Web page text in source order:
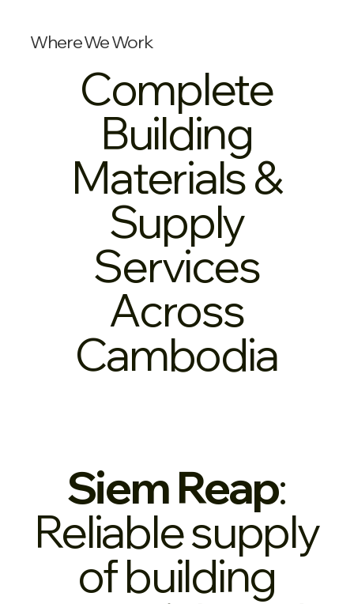
Where We Work
Complete
Building
Materials &
Supply
Services
Across
Cambodia
Siem Reap:
Reliable supply
of building